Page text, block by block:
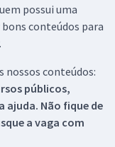
possui uma
conteúdos para
nossos conteúdos:
públicos,
ajuda. Não fique de
a vaga com